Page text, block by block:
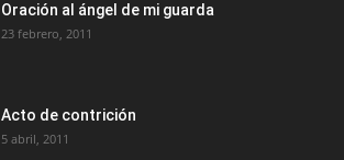
Oración al ángel de mi guarda
23 febrero, 2011
Acto de contrición
5 abril, 2011